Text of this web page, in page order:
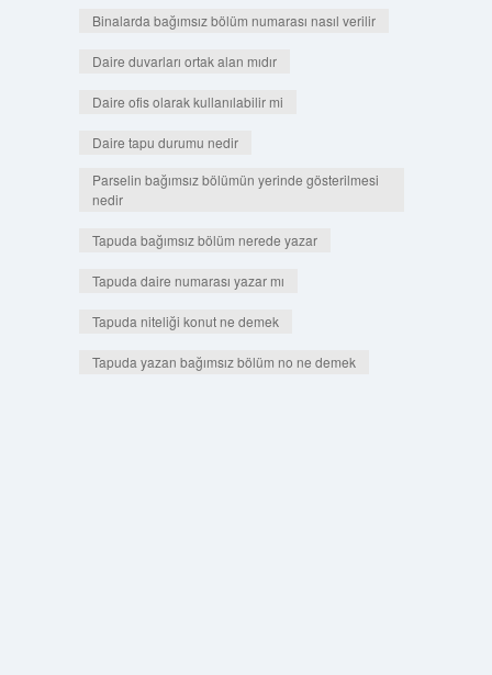
Binalarda bağımsız bölüm numarası nasıl verilir
Daire duvarları ortak alan mıdır
Daire ofis olarak kullanılabilir mi
Daire tapu durumu nedir
Parselin bağımsız bölümün yerinde gösterilmesi
nedir
Tapuda bağımsız bölüm nerede yazar
Tapuda daire numarası yazar mı
Tapuda niteliği konut ne demek
Tapuda yazan bağımsız bölüm no ne demek